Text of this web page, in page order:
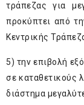
τράπεζας για
προκύπτει από
Κεντρικής
5) την επιβολή
σε καταθετικούς
διάστημα